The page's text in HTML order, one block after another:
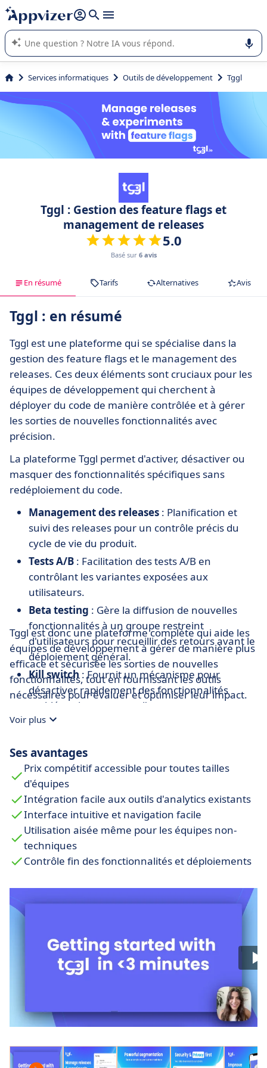
répondre (plusieurs lignes avec
L'IA de Appvizer vous guide dans l'utilisation ou la sélection de
logiciel SaaS en entreprise.
Services informatiques Outils de développement Tggl
Tggl : Gestion des feature flags et
management de releases
5.0
Basé sur 6 avis
En résumé Tarifs Alternatives Avis
Tggl : en résumé
Tggl est une plateforme qui se spécialise dans la
gestion des feature flags et le management des
releases. Ces deux éléments sont cruciaux pour les
équipes de développement qui cherchent à
déployer du code de manière contrôlée et à gérer
les sorties de nouvelles fonctionnalités avec
précision.
La plateforme Tggl permet d'activer, désactiver ou
masquer des fonctionnalités spécifiques sans
redéploiement du code.
Management des releases : Planification et
suivi des releases pour un contrôle précis du
cycle de vie du produit.
Tests A/B : Facilitation des tests A/B en
contrôlant les variantes exposées aux
utilisateurs.
Beta testing : Gère la diffusion de nouvelles
fonctionnalités à un groupe restreint
d'utilisateurs pour recueillir des retours avant le
déploiement général.
Kill switch: Fournit un mécanisme pour
désactiver rapidement des fonctionnalités
problématiques en cas d'urgence.
Migrations techniques
déploiement progressif et le contrôle des
fonctionnalités.
Optimisation des métriques business
Analyse et optimisation des métriques
importantes pour aligner les sorties de
développement avec les objectifs business.
Remote config
les configurations de l'application à distance
Tggl est donc une plateforme complète qui aide les
équipes de développement à gérer de manière plus
efficace et sécurisée les sorties de nouvelles
fonctionnalités, tout en fournissant les outils
nécessaires pour évaluer et optimiser leur impact.
Voir plus
Ses avantages
Prix compétitif accessible pour toutes tailles
d'équipes
Intégration facile aux outils d'analytics existants
Interface intuitive et navigation facile
Utilisation aisée même pour les équipes non-
techniques
Contrôle fin des fonctionnalités et déploiements